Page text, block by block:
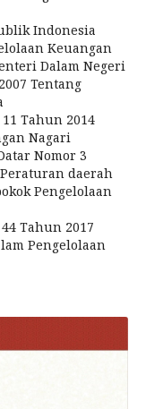
Indonesia
Keuangan
Dalam Negeri
Tentang
Tahun 2014
Nagari
Nomor 3
daerah
Pengelolaan
Tahun 2017
Pengelolaan